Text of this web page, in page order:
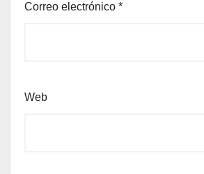
Correo electrónico *
Web